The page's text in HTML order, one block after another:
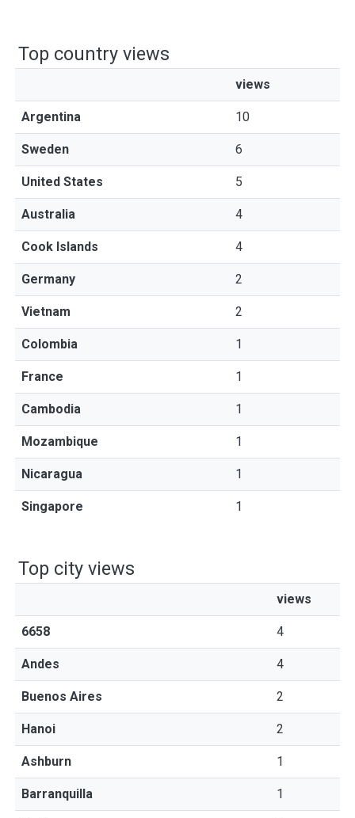
Top country views
views
Argentina 10
Sweden 6
United States 5
Australia 4
Cook Islands 4
Germany 2
Vietnam 2
Colombia 1
France 1
Cambodia 1
Mozambique 1
Nicaragua 1
Singapore 1
Top city views
views
6658 4
Andes 4
Buenos Aires 2
Hanoi 2
Ashburn 1
Barranquilla 1